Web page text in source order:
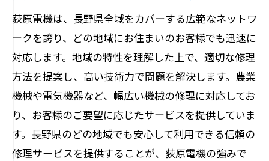
荻原電機は、長野県全域をカバーする広範なネットワ
ークを誇り、どの地域にお住まいのお客様でも迅速に
対応します。地域の特性を理解した上で、適切な修理
方法を提案し、高い技術力で問題を解決します。農業
機械や電気機器など、幅広い機械の修理に対応してお
り、お客様のご要望に応じたサービスを提供していま
す。長野県のどの地域でも安心して利用できる信頼の
修理サービスを提供することが、荻原電機の強みで